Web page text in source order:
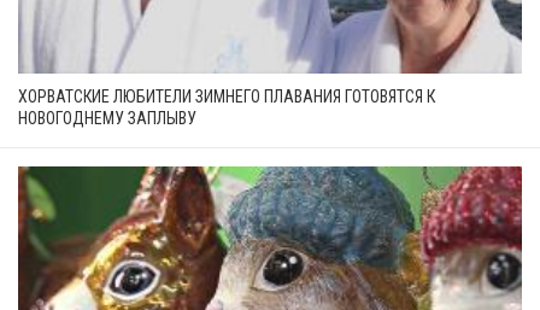
ХОРВАТСКИЕ ЛЮБИТЕЛИ ЗИМНЕГО ПЛАВАНИЯ ГОТОВЯТСЯ К
НОВОГОДНЕМУ ЗАПЛЫВУ